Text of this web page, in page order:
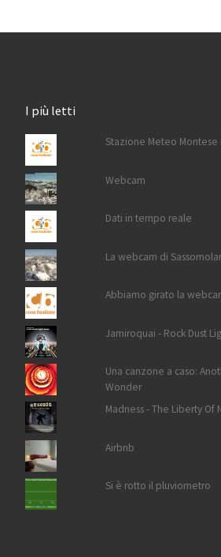
I più letti
Stazione Meteo Montese
Webcam
Dati in tempo reale
La webcam di
Abbiamo girato la
Jamiroquai - Rock Dust
Una canzone a caso:
Wonder
Madness - The Liberty Of
Airbnb
Si è rotto il pluviometro